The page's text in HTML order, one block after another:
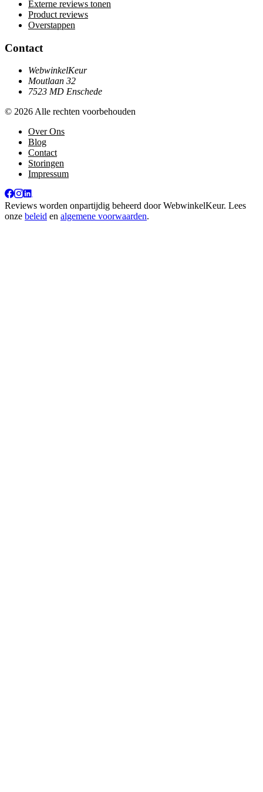
Externe reviews tonen
Product reviews
Overstappen
Contact
WebwinkelKeur
Moutlaan 32
7523 MD Enschede
© 2026 Alle rechten voorbehouden
Over Ons
Blog
Contact
Storingen
Impressum
Reviews worden onpartijdig beheerd doorWebwinkelKeur. Lees
onze beleid en algemene voorwaarden.